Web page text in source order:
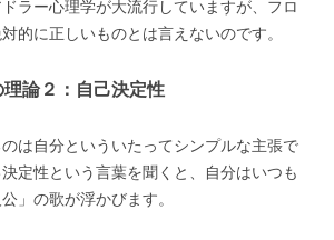
ラー心理学が大流行していますが、フロ
的に正しいものとは言えないのです。
論２：自己決定性
は自分といういたってシンプルな主張で
定性という言葉を聞くと、自分はいつも
」の歌が浮かびます。